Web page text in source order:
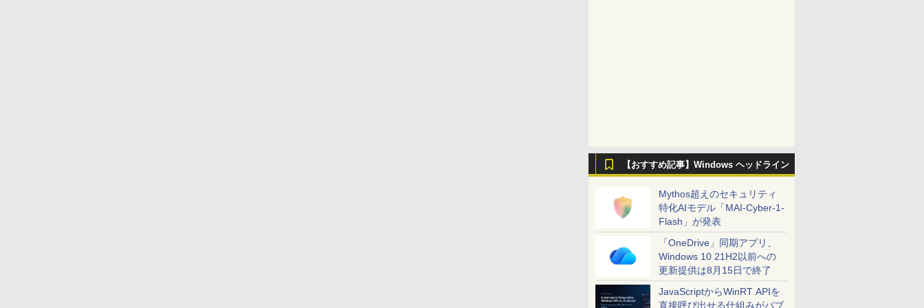
【おすすめ記事】Windows ヘッドライン
Mythos超えのセキュリティ
特化AIモデル「MAI-Cyber-1-
Flash」が発表
「OneDrive」同期アプリ、
Windows 10 21H2以前への
更新提供は8月15日で終了
JavaScriptからWinRT APIを
直接呼び出せる仕組みがパブ